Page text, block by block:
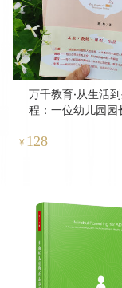
万千教育·从生活
程：一位幼儿园园
¥ 128